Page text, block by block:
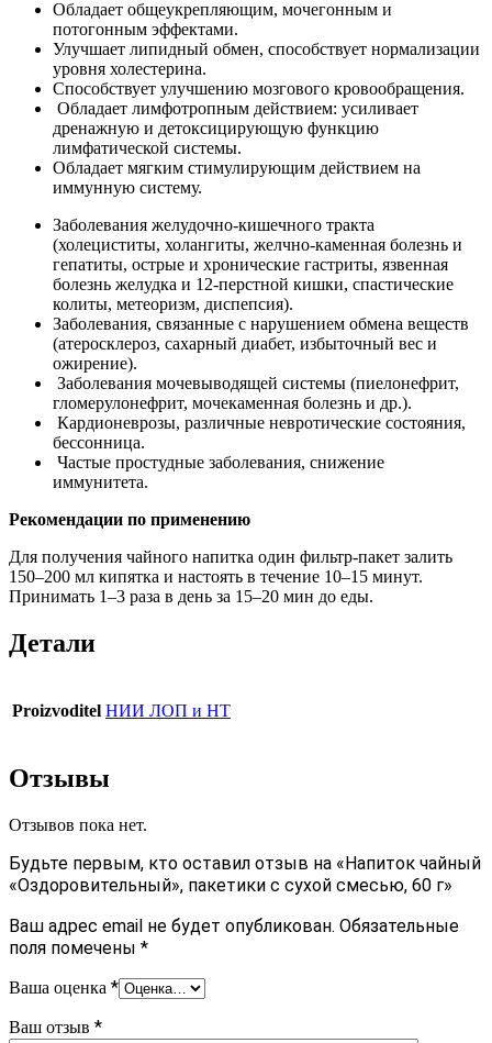
Обладает общеукрепляющим, мочегонным и
потогонным эффектами.
Улучшает липидный обмен, способствует нормализации
уровня холестерина.
Способствует улучшению мозгового кровообращения.
Обладает лимфотропным действием: усиливает
дренажную и детоксицирующую функцию
лимфатической системы.
Обладает мягким стимулирующим действием на
иммунную систему.
Заболевания желудочно-кишечного тракта
(холециститы, холангиты, желчно-каменная болезнь и
гепатиты, острые и хронические гастриты, язвенная
болезнь желудка и 12-перстной кишки, спастические
колиты, метеоризм, диспепсия).
Заболевания, связанные с нарушением обмена веществ
(атеросклероз, сахарный диабет, избыточный вес и
ожирение).
Заболевания мочевыводящей системы (пиелонефрит,
гломерулонефрит, мочекаменная болезнь и др.).
Кардионеврозы, различные невротические состояния,
бессонница.
Частые простудные заболевания, снижение
иммунитета.
Рекомендации по применению
Для получения чайного напитка один фильтр-пакет залить
150–200 мл кипятка и настоять в течение 10–15 минут.
Принимать 1–3 раза в день за 15–20 мин до еды.
Детали
Proizvoditel НИИ ЛОП и НТ
Отзывы
Отзывов пока нет.
Будьте первым, кто оставил отзыв на «Напиток чайный
«Оздоровительный», пакетики с сухой смесью, 60 г»
Ваш адрес email не будет опубликован. Обязательные
поля помечены *
Ваша оценка *
Ваш отзыв *